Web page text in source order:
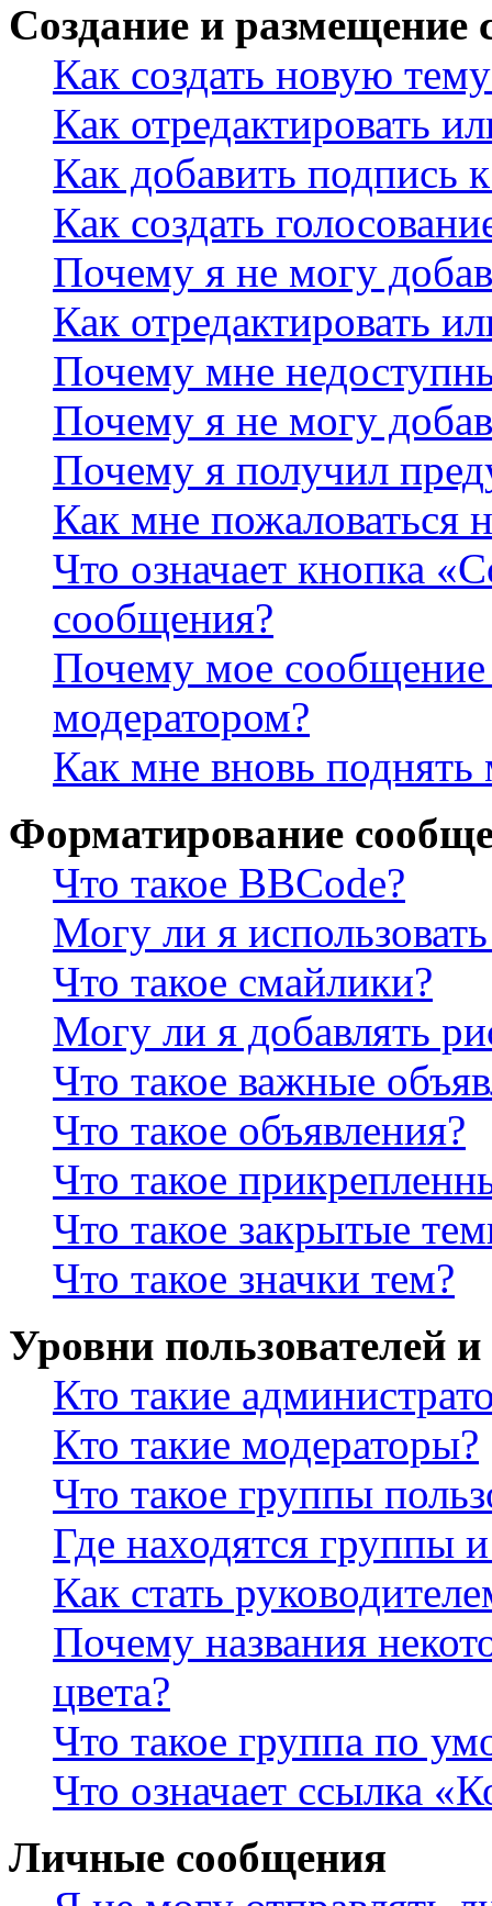
Создание и размещение
Как создать новую
Как отредактировать
Как добавить подпись
Как создать
Почему я не могу
Как отредактировать
Почему мне
Почему я не могу
Почему я получил
Как мне пожаловаться
Что означает кнопка
сообщения?
Почему мое сообщение
модератором?
Как мне вновь
Форматирование
Что такое BBCode?
Могу ли я
Что такое смайлики?
Могу ли я добавлять
Что такое важные
Что такое объявления?
Что такое
Что такое закрытые
Что такое значки тем?
Уровни пользователей
Кто такие
Кто такие модераторы?
Что такое группы
Где находятся группы
Как стать
Почему названия
цвета?
Что такое группа по
Что означает ссылка
Личные сообщения